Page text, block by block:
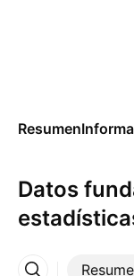
Resumen
Datos